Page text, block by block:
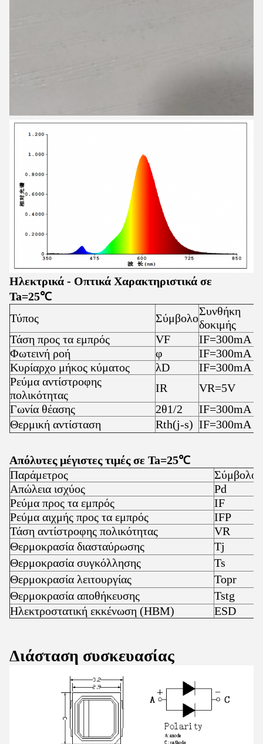
Ηλεκτρικά - Οπτικά Χαρακτηριστικά σε
Ta=25℃
Τύπος
Σύμβολο
Συνθήκη
δοκιμής
Τάση προς τα εμπρός
VF
IF=300mA
Φωτεινή ροή
φ
IF=300mA
Κυρίαρχο μήκος κύματος
λD
IF=300mA
Ρεύμα αντίστροφης
πολικότητας
IR
VR=5V
Γωνία θέασης
2θ1/2
IF=300mA
Θερμική αντίσταση
Rth(j-s) IF=300mA
Απόλυτες μέγιστες τιμές σε Ta=25℃
Παράμετρος
Σύμβολο
Απώλεια ισχύος
Pd
Ρεύμα προς τα εμπρός
IF
Ρεύμα αιχμής προς τα εμπρός
IFP
Τάση αντίστροφης πολικότητας
VR
Θερμοκρασία διασταύρωσης
Tj
Θερμοκρασία συγκόλλησης
Ts
Θερμοκρασία λειτουργίας
Topr
Θερμοκρασία αποθήκευσης
Tstg
Ηλεκτροστατική εκκένωση (HBM)
ESD
Διάσταση συσκευασίας